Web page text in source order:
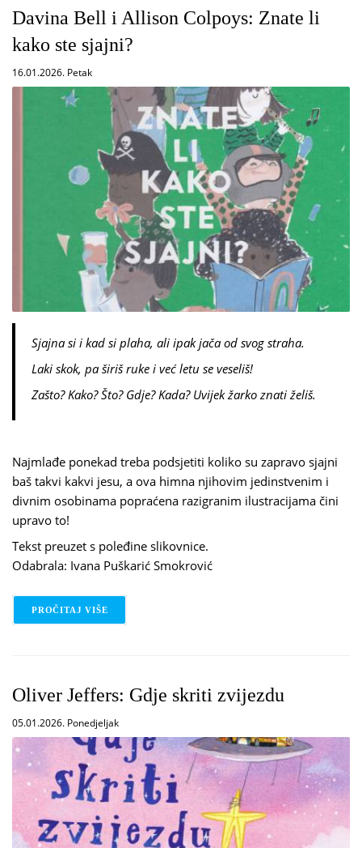
Davina Bell i Allison Colpoys: Znate li
kako ste sjajni?
16.01.2026. Petak
Sjajna si i kad si plaha, ali ipak jača od svog straha.
Laki skok, pa širiš ruke i već letu se veseliš!
Zašto? Kako? Što? Gdje? Kada? Uvijek žarko znati želiš.
Najmlađe ponekad treba podsjetiti koliko su zapravo sjajni
baš takvi kakvi jesu, a ova himna njihovim jedinstvenim i
divnim osobinama popraćena razigranim ilustracijama čini
upravo to!
Tekst preuzet s poleđine slikovnice.
Odabrala: Ivana Puškarić Smokrović
PROČITAJ VIŠE
Oliver Jeffers: Gdje skriti zvijezdu
05.01.2026. Ponedjeljak